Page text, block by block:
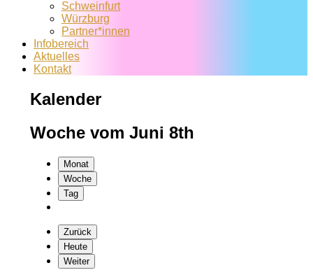
Schweinfurt
Würzburg
Partner*innen
Infobereich
Aktuelles
Kontakt
Kalender
Woche vom Juni 8th
Monat
Woche
Tag
Zurück
Heute
Weiter